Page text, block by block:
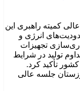
کمیته راهبری این
انرژی و
تجهیزات
تولید در شرایط
تأکید کرد.
جلسه عالی